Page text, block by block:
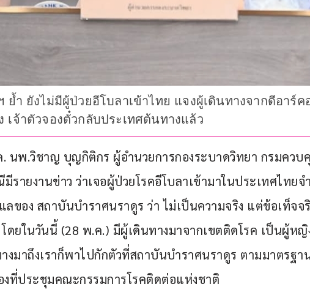
ย้ำ ยังไม่มีผู้ป่วยอีโบลาเข้าไทย แจงผู้เดินทางจากดีอาร์
เจ้าตัวจองตั๋วกลับประเทศต้นทางแล้ว
นพ.วิชาญ บุญกิติกร ผู้อำนวยการกองระบาดวิทยา กรมควบ
ายงานข่าว ว่าเจอผู้ป่วยโรคอีโบลาเข้ามาในประเทศไทยจ
ลของ สถาบันบำราศนราดูร ว่า ไม่เป็นความจริง แต่ข้อเท็จจ
ดยในวันนี้ (28 พ.ค.) มีผู้เดินทางมาจากเขตติดโรค เป็นผู้หญิ
งมาถึงเราก็พาไปกักตัวที่สถาบันบำราศนราดูร ตามมาตรฐา
ที่ประชุมคณะกรรมการโรคติดต่อแห่งชาติ